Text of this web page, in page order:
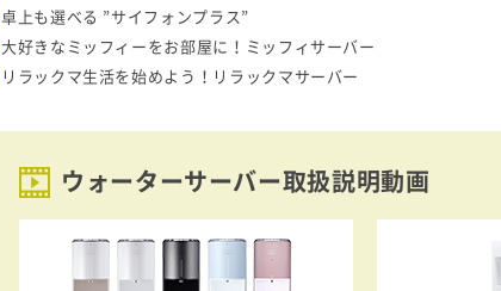
卓上も選べる ”サイフォンプラス”
大好きなミッフィーをお部屋に！ミッフィサーバー
リラックマ生活を始めよう！リラックマサーバー
ウォーターサーバー取扱説明動画